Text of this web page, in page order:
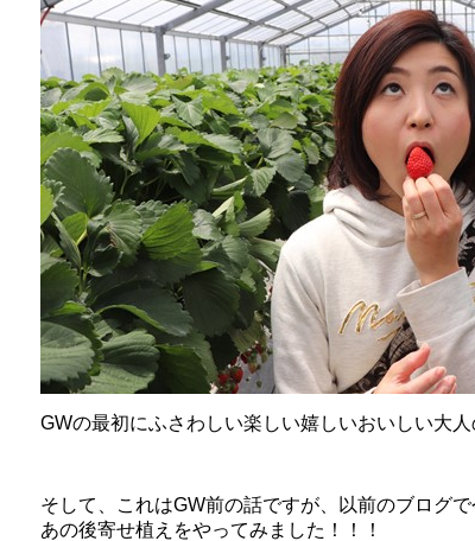
GWの最初にふさわしい楽しい嬉しいおいしい大
そして、これはGW前の話ですが、以前のブログ
あの後寄せ植えをやってみました！！！